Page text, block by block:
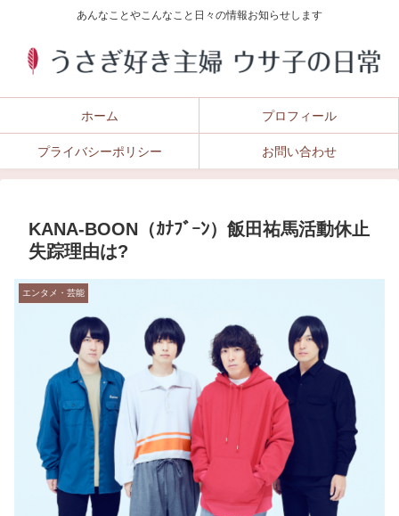
あんなことやこんなこと日々の情報お知らせします
ホーム プロフィール
プライバシーポリシー お問い合わせ
KANA‐BOON（ｶﾅﾌﾞｰﾝ）飯田祐馬活動休止
失踪理由は?
エンタメ・芸能